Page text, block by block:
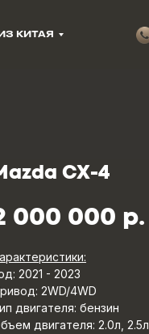
КИТАЯ
CX-4
000 000 р.
2021 - 2023
2WD/4WD
двигателя: бензин
двигателя: 2.0л, 2.5л